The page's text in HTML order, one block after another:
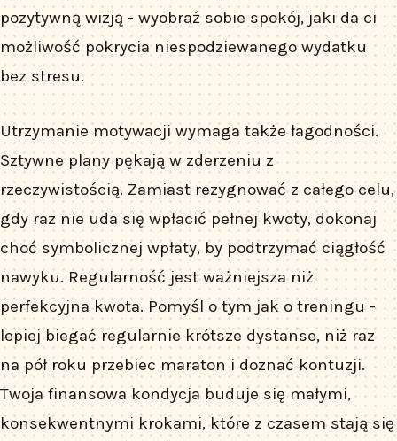
pozytywną wizją - wyobraź sobie spokój, jaki da ci
możliwość pokrycia niespodziewanego wydatku
bez stresu.
Utrzymanie motywacji wymaga także łagodności.
Sztywne plany pękają w zderzeniu z
rzeczywistością. Zamiast rezygnować z całego celu,
gdy raz nie uda się wpłacić pełnej kwoty, dokonaj
choć symbolicznej wpłaty, by podtrzymać ciągłość
nawyku. Regularność jest ważniejsza niż
perfekcyjna kwota. Pomyśl o tym jak o treningu -
lepiej biegać regularnie krótsze dystanse, niż raz
na pół roku przebiec maraton i doznać kontuzji.
Twoja finansowa kondycja buduje się małymi,
konsekwentnymi krokami, które z czasem stają się